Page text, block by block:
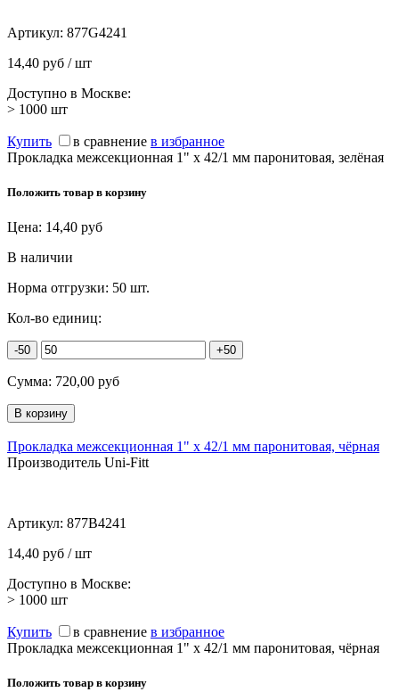
Артикул: 877G4241
14,40 руб / шт
Доступно в Москве:
> 1000 шт
Купить в сравнение в избранное
Прокладка межсекционная 1" х 42/1 мм паронитовая, зелёная
Положить товар в корзину
Цена: 14,40 руб
В наличии
Норма отгрузки: 50 шт.
Кол-во единиц:
-50 +50
Сумма: 720,00 руб
Прокладка межсекционная 1" х 42/1 мм паронитовая, чёрная
Производитель Uni-Fitt
Артикул: 877B4241
14,40 руб / шт
Доступно в Москве:
> 1000 шт
Купить в сравнение в избранное
Прокладка межсекционная 1" х 42/1 мм паронитовая, чёрная
Положить товар в корзину